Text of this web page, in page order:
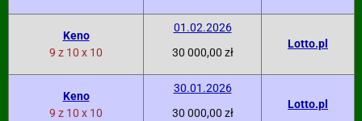
Keno
9 z 10 x 10
01.02.2026
30 000,00 zł
Lotto.pl
Keno
9 z 10 x 10
30.01.2026
30 000,00 zł
Lotto.pl